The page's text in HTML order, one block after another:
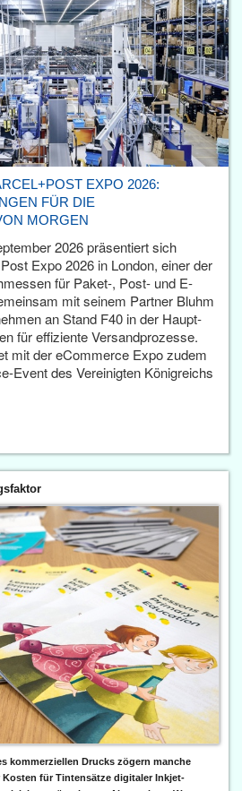
EXPO 2026:
FÜR DIE
MORGEN
2026 präsentiert sich
Expo 2026 in London, einer der
für Paket-, Post- und E-
mit seinem Partner Bluhm
an Stand F40 in der Haupt­
für effiziente Versandprozesse.
mit der eCommerce Expo zudem
Event des Vereinigten Königreichs
kommerziellen Drucks zögern manche
für Tintensätze digitaler Inkjet-